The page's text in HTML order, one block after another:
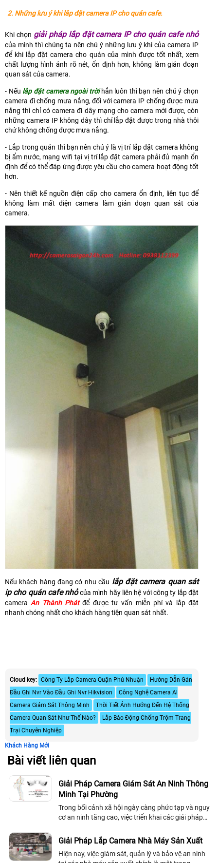
2. Những lưu ý khi lắp đặt camera IP cho quán cafe.
Khi chọn giải pháp lắp đặt camera IP cho quán cafe nhỏ
của mình thì chúng ta nên chú ý những lưu ý khi của camera IP
để khi lắp đặt camera cho quán của mình được tốt nhất, xem
chất lượng hình ảnh rõ nét, ổn định hơn, không làm gián đoạn
quan sát của camera.
- Nếu lắp đặt camera ngoài trờihẳn luôn thì bạn nên chú ý chọn
camera đi chống mưa nắng, đối với camera IP chống được mưa
nắng thì chỉ có camera đi dây mạng cho camera mới được, còn
những camera IP không dây thì chỉ lắp đặt được trong nhà thôi
chứ không chống được mưa nắng.
- Lắp trong quán thì bạn nên chú ý là vị trí lắp đặt camera không
bị ẩm nước, mạng wifi tại vị trí lắp đặt camera phải đủ mạnh ổn
định để có thể đáp ứng được yêu cầu cho camera hoạt động tốt
hơn.
- Nên thiết kế nguồn điện cấp cho camera ổn định, liên tục để
không làm mất điện camera làm gián đoạn quan sát của
camera.
Nếu khách hàng đang có nhu cầu lắp đặt camera quan sát
ip cho quán cafe nhỏcủa mình hãy liên hệ với công ty lắp đặt
cameraAn Thành Phátđể được tư vấn miễn phí và lắp đặt
nhanh chóng nhất cho khách hàng tiện quan sát nhất.
Cloud key: Công Ty Lắp Camera Quận Phú Nhuận
Hướng Dẫn Gán
Đầu Ghi Nvr Vào Đầu Ghi Nvr Hikvision
Công Nghệ Camera Al
Camera Giám Sát Thông Minh
Thời Tiết Ảnh Hưởng Đến Hệ Thống
Camera Quan Sát Như Thế Nào?
Lắp Báo Động Chống Trộm Trang
Trại Chuyên Nghiệp
Khách Hàng Mới
Bài viết liên quan
Giải Pháp Camera Giám Sát An Ninh Thông
Minh Tại Phường
Trong bối cảnh xã hội ngày càng phức tạp và nguy
cơ an ninh tăng cao, việc triển khai các giải pháp
Camera giám sát an ninh tại phường...
Giải Pháp Lắp Camera Nhà Máy Sản Xuất
Hiện nay, việc giám sát, quản lý và bảo vệ an ninh